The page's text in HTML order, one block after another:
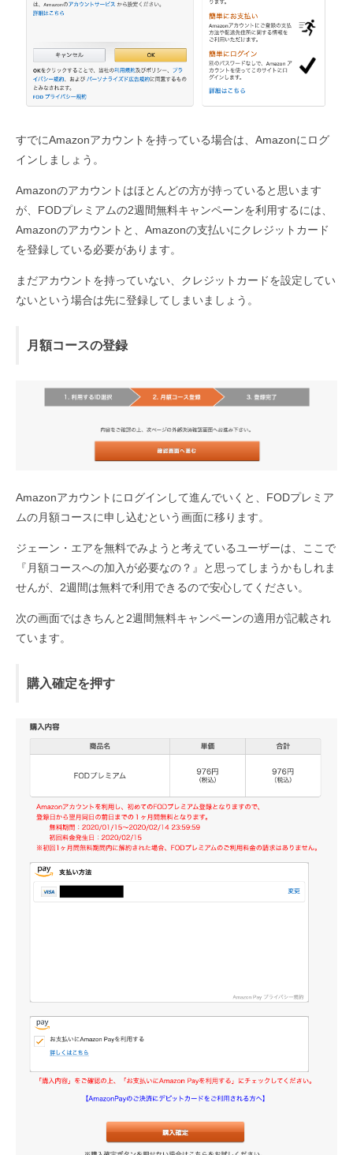
すでにAmazonアカウントを持っている場合は、Amazonにログ
インしましょう。
Amazonのアカウントはほとんどの方が持っていると思います
が、FODプレミアムの2週間無料キャンペーンを利用するには、
Amazonのアカウントと、Amazonの支払いにクレジットカード
を登録している必要があります。
まだアカウントを持っていない、クレジットカードを設定してい
ないという場合は先に登録してしまいましょう。
月額コースの登録
Amazonアカウントにログインして進んでいくと、FODプレミア
ムの月額コースに申し込むという画面に移ります。
ジェーン・エアを無料でみようと考えているユーザーは、ここで
『月額コースへの加入が必要なの？』と思ってしまうかもしれま
せんが、2週間は無料で利用できるので安心してください。
次の画面ではきちんと2週間無料キャンペーンの適用が記載され
ています。
購入確定を押す